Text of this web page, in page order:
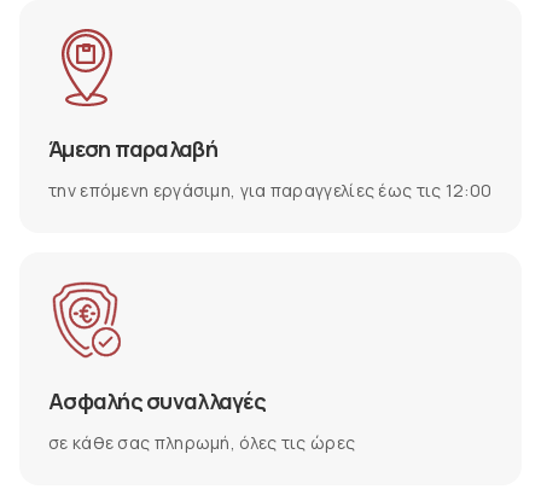
Άμεση παραλαβή
την επόμενη εργάσιμη, για παραγγελίες έως τις 12:00
Ασφαλής συναλλαγές
σε κάθε σας πληρωμή, όλες τις ώρες